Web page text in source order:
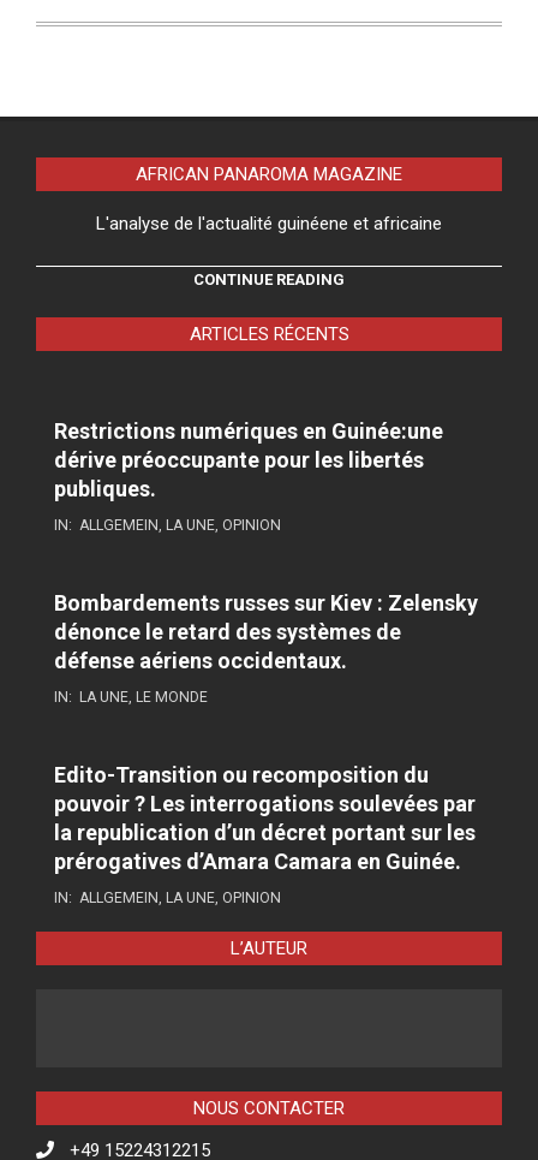
AFRICAN PANAROMA MAGAZINE
L'analyse de l'actualité guinéene et africaine
CONTINUE READING
ARTICLES RÉCENTS
Restrictions numériques en Guinée:une
dérive préoccupante pour les libertés
publiques.
IN: ALLGEMEIN LA UNE OPINION
Bombardements russes sur Kiev : Zelensky
dénonce le retard des systèmes de
défense aériens occidentaux.
IN: LA UNE LE MONDE
Edito-Transition ou recomposition du
pouvoir ? Les interrogations soulevées par
la republication d’un décret portant sur les
prérogatives d’Amara Camara en Guinée.
IN: ALLGEMEIN LA UNE OPINION
L’AUTEUR
NOUS CONTACTER
+49 15224312215